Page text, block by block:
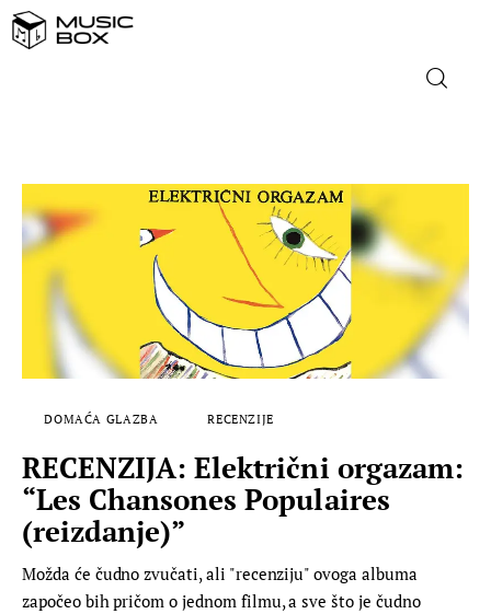
DOMAĆA GLAZBA
STRANA GLAZBA
MUSIC BOX
DOMAĆA GLAZBA RECENZIJE
RECENZIJA: Električni orgazam:
“Les Chansones Populaires
(reizdanje)”
Možda će čudno zvučati, ali "recenziju" ovoga albuma
započeo bih pričom o jednom filmu, a sve što je čudno